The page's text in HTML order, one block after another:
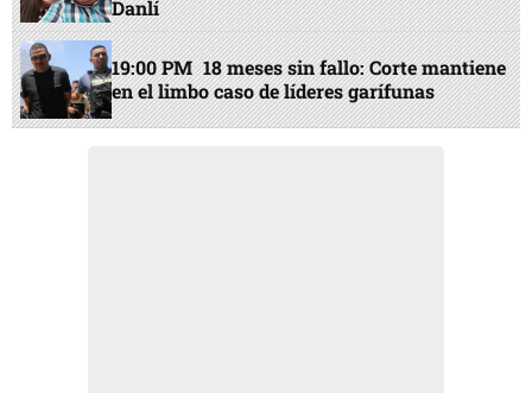
Danlí
19:00 PM 18 meses sin fallo: Corte mantiene
en el limbo caso de líderes garífunas